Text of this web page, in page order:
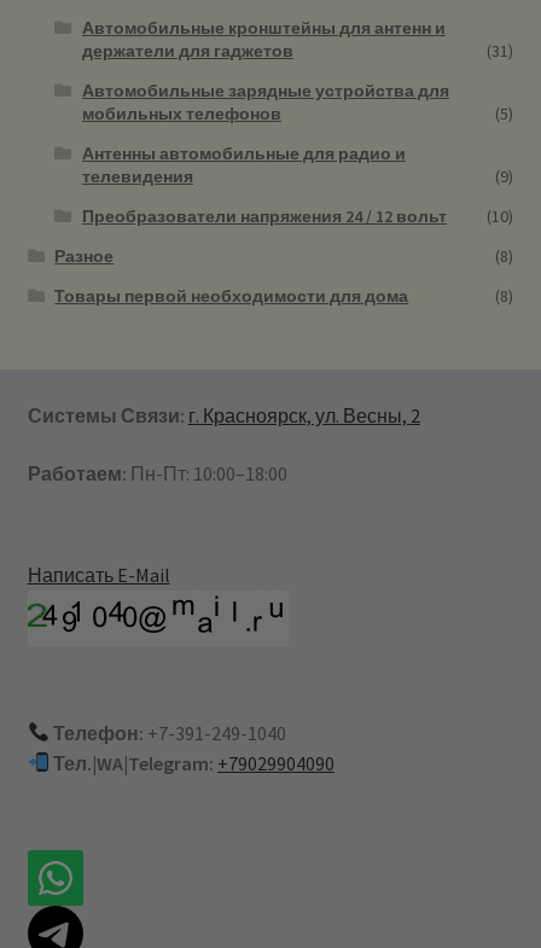
Автомобильные кронштейны для антенн и
держатели для гаджетов
(31)
Автомобильные зарядные устройства для
мобильных телефонов
(5)
Антенны автомобильные для радио и
телевидения
(9)
Преобразователи напряжения 24 / 12 вольт
(10)
Разное
(8)
Товары первой необходимости для дома
(8)
Системы Связи: г. Красноярск, ул. Весны, 2
Работаем: Пн-Пт: 10:00–18:00
Написать E-Mail
Телефон: +7-391-249-1040
Тел.|WA|Telegram: +79029904090